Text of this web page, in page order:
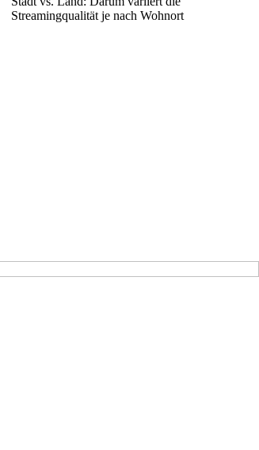
Streamingqualität je nach Wohnort